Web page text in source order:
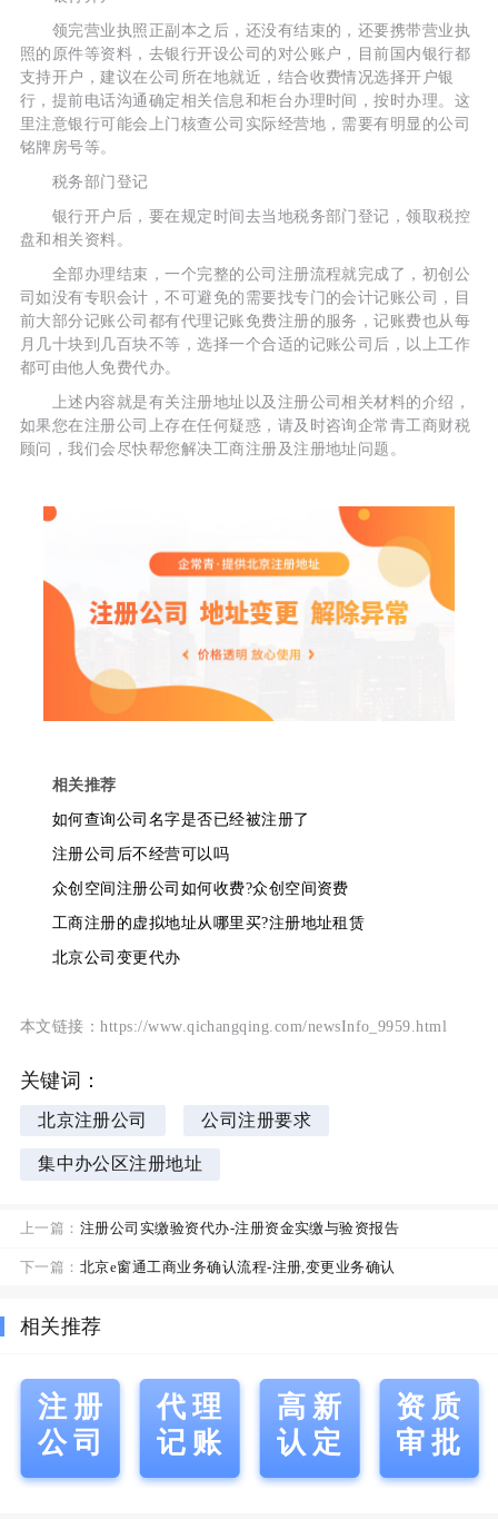
领完营业执照正副本之后，还没有结束的，还要携带营业执
照的原件等资料，去银行开设公司的对公账户，目前国内银行都
支持开户，建议在公司所在地就近，结合收费情况选择开户银
行，提前电话沟通确定相关信息和柜台办理时间，按时办理。这
里注意银行可能会上门核查公司实际经营地，需要有明显的公司
铭牌房号等。
税务部门登记
银行开户后，要在规定时间去当地税务部门登记，领取税控
盘和相关资料。
全部办理结束，一个完整的公司注册流程就完成了，初创公
司如没有专职会计，不可避免的需要找专门的会计记账公司，目
前大部分记账公司都有代理记账免费注册的服务，记账费也从每
月几十块到几百块不等，选择一个合适的记账公司后，以上工作
都可由他人免费代办。
上述内容就是有关注册地址以及注册公司相关材料的介绍，
如果您在注册公司上存在任何疑惑，请及时咨询企常青工商财税
顾问，我们会尽快帮您解决工商注册及注册地址问题。
相关推荐
如何查询公司名字是否已经被注册了
注册公司后不经营可以吗
众创空间注册公司如何收费?众创空间资费
工商注册的虚拟地址从哪里买?注册地址租赁
北京公司变更代办
本文链接：https://www.qichangqing.com/newsInfo_9959.html
关键词：
北京注册公司 公司注册要求
集中办公区注册地址
上一篇： 注册公司实缴验资代办-注册资金实缴与验资报告
下一篇： 北京e窗通工商业务确认流程-注册,变更业务确认
相关推荐
注册
公司
代理
记账
高新
认定
资质
审批